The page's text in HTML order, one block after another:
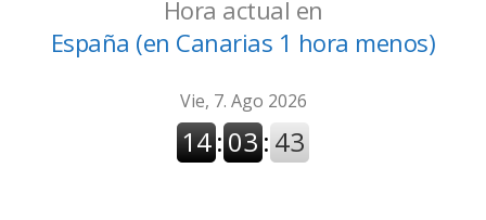
Hora actual en
España (en Canarias 1 hora menos)